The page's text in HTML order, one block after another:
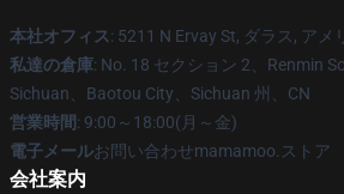
本社オフィス: 5211 N Ervay St, ダラス, アメ
私達の倉庫: No. 18 セクション 2、Renmin
Sichuan、Baotou City、Sichuan 州、CN
営業時間: 9:00～18:00(月～金)
電子メールお問い合わせmamamoo.ストア
会社案内